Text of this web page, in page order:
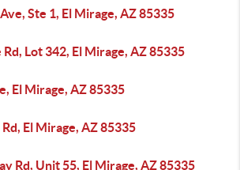
Ste 1, El Mirage, AZ 85335
Lot 342, El Mirage, AZ 85335
El Mirage, AZ 85335
El Mirage, AZ 85335
Rd, Unit 55, El Mirage, AZ 85335